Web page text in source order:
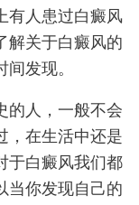
有人患过白癜风
解关于白癜风的
发现。
人，一般不会
，在生活中还是
于白癜风我们都
当你发现自己的